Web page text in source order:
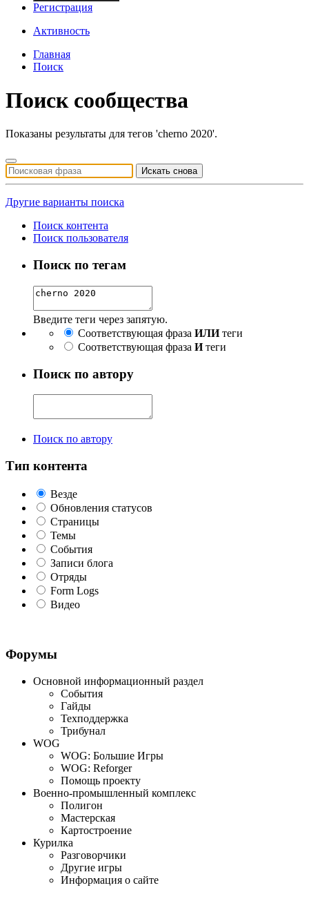
Регистрация
Активность
Главная
Поиск
Поиск сообщества
Показаны результаты для тегов 'cherno 2020'.
Искать снова
Другие варианты поиска
Поиск контента
Поиск пользователя
Поиск по тегам
Введите теги через запятую.
Соответствующая фраза ИЛИтеги
Соответствующая фраза Итеги
Поиск по автору
Поиск по автору
Тип контента
Везде
Обновления статусов
Страницы
Темы
События
Записи блога
Отряды
Form Logs
Видео
Форумы
Основной информационный раздел
События
Гайды
Техподдержка
Трибунал
WOG
WOG: Большие Игры
WOG: Reforger
Помощь проекту
Военно-промышленный комплекс
Полигон
Мастерская
Картостроение
Курилка
Разговорчики
Другие игры
Информация о сайте